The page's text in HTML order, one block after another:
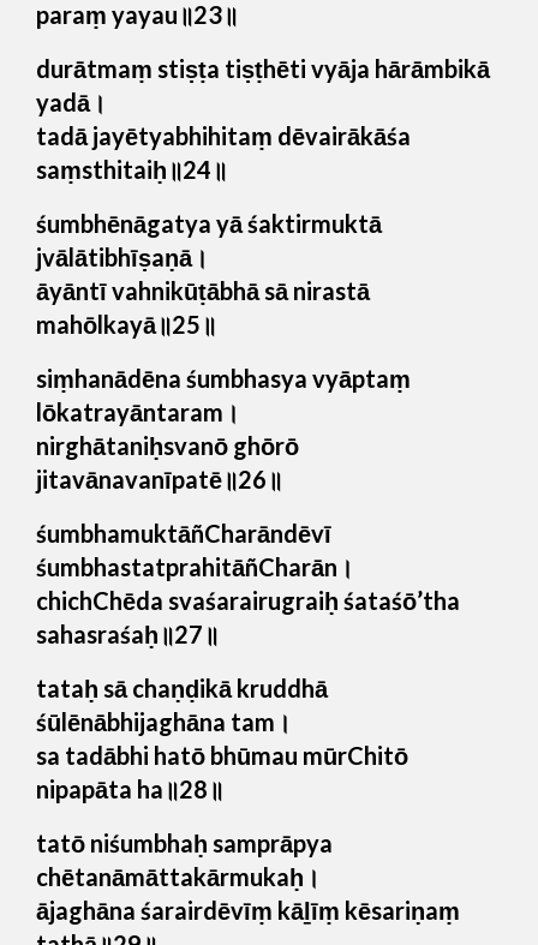
paraṃ yayau॥23॥
durātmaṃ stiṣṭa tiṣṭhēti vyāja hārāmbikā
yadā।
tadā jayētyabhihitaṃ dēvairākāśa
saṃsthitaiḥ॥24॥
śumbhēnāgatya yā śaktirmuktā
jvālātibhīṣaṇā।
āyāntī vahnikūṭābhā sā nirastā
mahōlkayā॥25॥
siṃhanādēna śumbhasya vyāptaṃ
lōkatrayāntaram।
nirghātaniḥsvanō ghōrō
jitavānavanīpatē॥26॥
śumbhamuktāñCharāndēvī
śumbhastatprahitāñCharān।
chichChēda svaśarairugraiḥ śataśō’tha
sahasraśaḥ॥27॥
tataḥ sā chaṇḍikā kruddhā
śūlēnābhijaghāna tam।
sa tadābhi hatō bhūmau mūrChitō
nipapāta ha॥28॥
tatō niśumbhaḥ samprāpya
chētanāmāttakārmukaḥ।
ājaghāna śarairdēvīṃ kāḻīṃ kēsariṇaṃ